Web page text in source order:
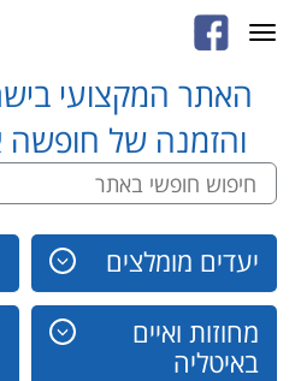
האתר המקצועי
והזמנה של חופשה
יעדים מומלצים
מחוזות ואיים
באיטליה
Toggle
navigation